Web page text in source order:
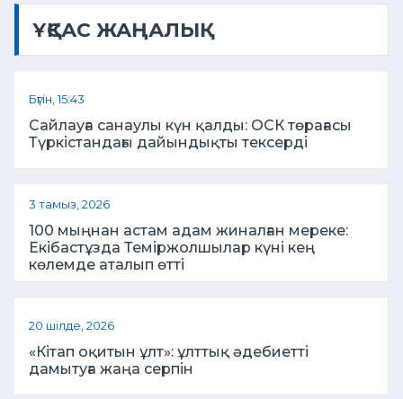
ҰҚСАС ЖАҢАЛЫҚ
Бүгін, 15:43
Сайлауға санаулы күн қалды: ОСК төрағасы
Түркістандағы дайындықты тексерді
3 тамыз, 2026
100 мыңнан астам адам жиналған мереке:
Екібастұзда Теміржолшылар күні кең
көлемде аталып өтті
20 шілде, 2026
«Кітап оқитын ұлт»: ұлттық әдебиетті
дамытуға жаңа серпін